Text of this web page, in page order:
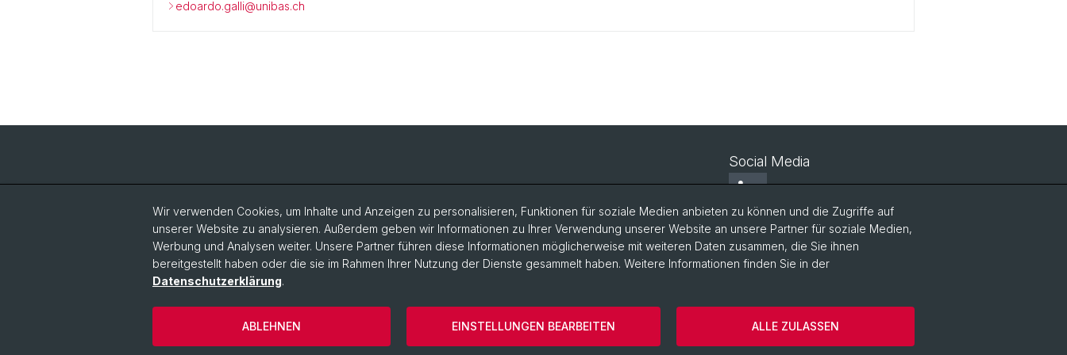
edoardo.galli@unibas.ch
Social Media
Bluesky
© Universität Basel Datenschutzerklärung Rechtlicher Hinweis Kontakt Cookies
Wir verwenden Cookies, um Inhalte und Anzeigen zu personalisieren, Funktionen für soziale Medien anbieten zu können und die Zugriffe auf
unserer Website zu analysieren. Außerdem geben wir Informationen zu Ihrer Verwendung unserer Website an unsere Partner für soziale Medien,
Werbung und Analysen weiter. Unsere Partner führen diese Informationen möglicherweise mit weiteren Daten zusammen, die Sie ihnen
bereitgestellt haben oder die sie im Rahmen Ihrer Nutzung der Dienste gesammelt haben. Weitere Informationen finden Sie in der
Datenschutzerklärung.
EINSTELLUNGEN BEARBEITEN
ABLEHNEN ALLE ZULASSEN